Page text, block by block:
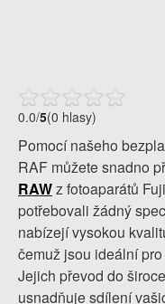
0.0/5(0 hlasy)
Pomocí našeho
RAF můžete snadno
RAWz fotoaparátů
potřebovali žádný
nabízejí vysokou
čemuž jsou ideální
Jejich převod do
usnadňuje sdílení